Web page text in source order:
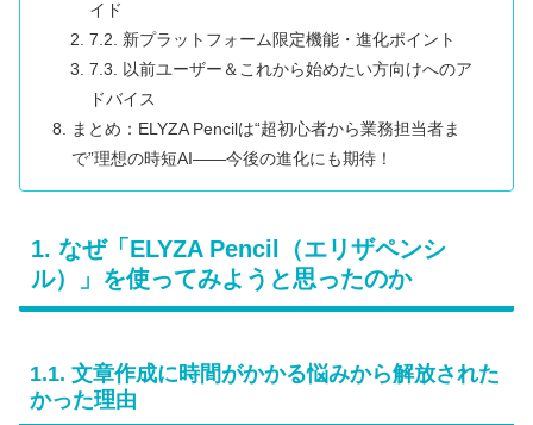
イド
7.2. 新プラットフォーム限定機能・進化ポイント
7.3. 以前ユーザー＆これから始めたい方向けへのア
ドバイス
まとめ：ELYZA Pencilは“超初心者から業務担当者ま
で”理想の時短AI――今後の進化にも期待！
1. なぜ「ELYZA Pencil（エリザペンシ
ル）」を使ってみようと思ったのか
1.1. 文章作成に時間がかかる悩みから解放された
かった理由